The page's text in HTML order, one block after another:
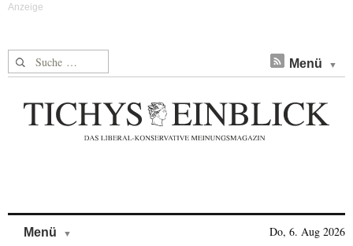
Suche nach: Menü
Menü Do, 6. Aug 2026